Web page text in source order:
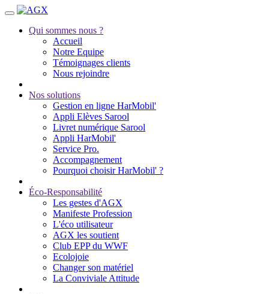
Qui sommes nous ?
Accueil
Notre Equipe
Témoignages clients
Nous rejoindre
Nos solutions
Gestion en ligne HarMobil'
Appli Elèves Sarool
Livret numérique Sarool
Appli HarMobil'
Service Pro.
Accompagnement
Pourquoi choisir HarMobil' ?
Éco-Responsabilité
Les gestes d'AGX
Manifeste Profession
L'éco utilisateur
AGX les soutient
Club EPP du WWF
Ecolojoie
Changer son matériel
La Conviviale Attitude